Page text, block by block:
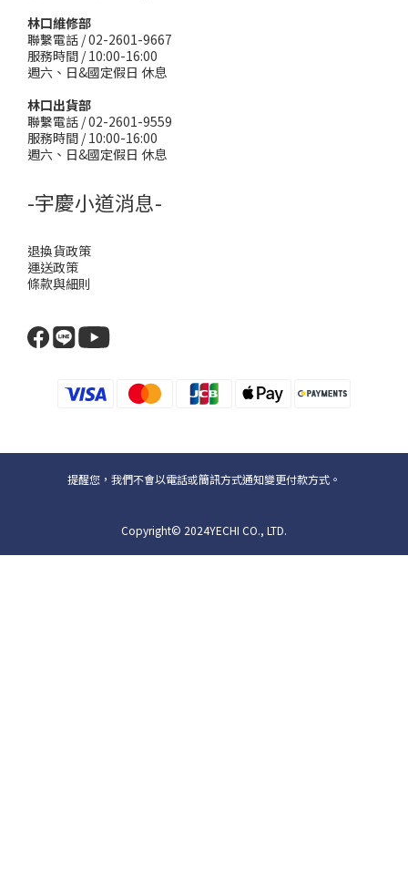
林口維修部
聯繫電話 / 02-2601-9667
服務時間 / 10:00-16:00
週六、日&國定假日 休息
林口出貨部
聯繫電話 / 02-2601-9559
服務時間 / 10:00-16:00
週六、日&國定假日 休息
-宇慶小道消息-
退換貨政策
運送政策
條款與細則
提醒您，我們不會以電話或簡訊方式通知變更付款方式。
Copyright© 2024YECHI CO., LTD.